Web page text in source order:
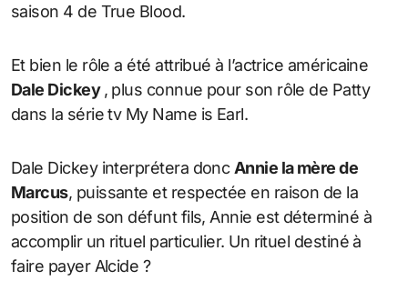
saison 4 de True Blood.
Et bien le rôle a été attribué à l’actrice américaine
Dale Dickey, plus connue pour son rôle de Patty
dans la série tv My Name is Earl.
Dale Dickey interprétera donc Annie la mère de
Marcus, puissante et respectée en raison de la
position de son défunt fils, Annie est déterminé à
accomplir un rituel particulier. Un rituel destiné à
faire payer Alcide ?